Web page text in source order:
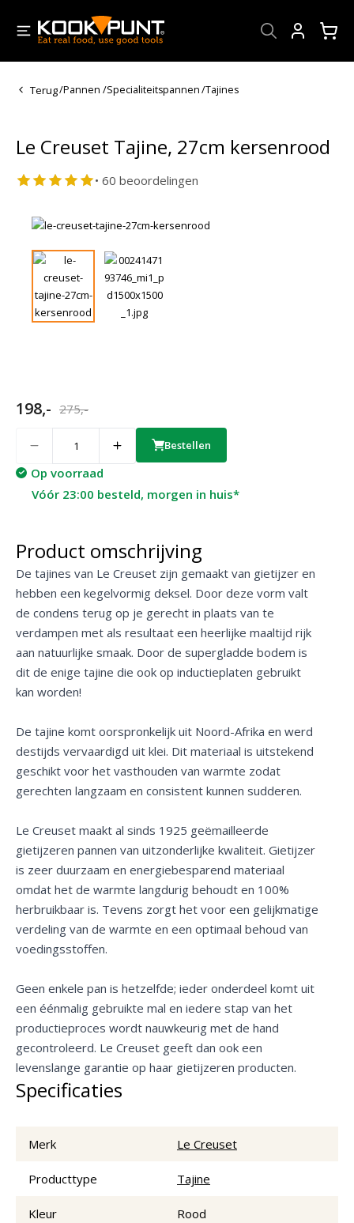
Terug/Pannen /Specialiteitspannen/Tajines
Le Creuset Tajine, 27cm kersenrood
• 60 beoordelingen
198,- 275,-
Bestellen
Op voorraad
Vóór 23:00 besteld, morgen in huis*
Product omschrijving
De tajines van Le Creuset zijn gemaakt van gietijzer en
hebben een kegelvormig deksel. Door deze vorm valt
de condens terug op je gerecht in plaats van te
verdampen met als resultaat een heerlijke maaltijd rijk
aan natuurlijke smaak. Door de supergladde bodem is
dit de enige tajine die ook op inductieplaten gebruikt
kan worden!
De tajine komt oorspronkelijk uit Noord-Afrika en werd
destijds vervaardigd uit klei. Dit materiaal is uitstekend
geschikt voor het vasthouden van warmte zodat
gerechten langzaam en consistent kunnen sudderen.
Le Creuset maakt al sinds 1925 geëmailleerde
gietijzeren pannen van uitzonderlijke kwaliteit. Gietijzer
is zeer duurzaam en energiebesparend materiaal
omdat het de warmte langdurig behoudt en 100%
herbruikbaar is. Tevens zorgt het voor een gelijkmatige
verdeling van de warmte en een optimaal behoud van
voedingsstoffen.
Geen enkele pan is hetzelfde; ieder onderdeel komt uit
een éénmalig gebruikte mal en iedere stap van het
productieproces wordt nauwkeurig met de hand
gecontroleerd. Le Creuset geeft dan ook een
levenslange garantie op haar gietijzeren producten.
Specificaties
Merk Le Creuset
Producttype Tajine
Kleur Rood